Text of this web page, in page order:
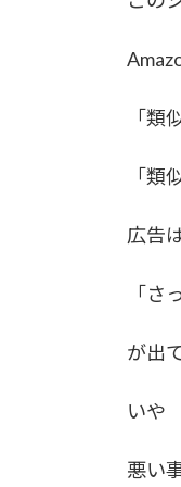
「
「類
広告
「さ
が出
いや
悪い